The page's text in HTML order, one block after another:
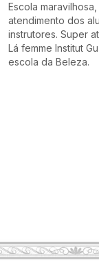
Eu recomendo
cabelo e fiz design
o resultado. A
recepcionistas são
comprometidas.